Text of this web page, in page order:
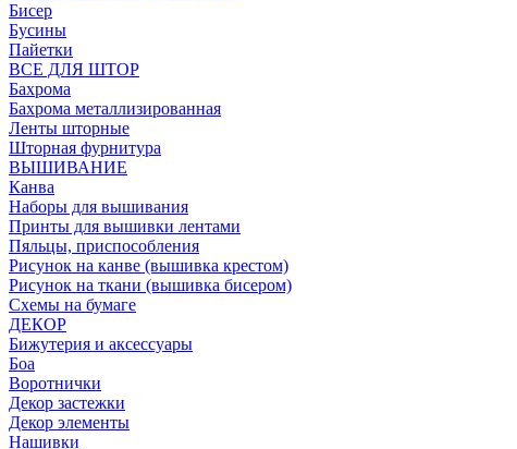
Бисер
Бусины
Пайетки
ВСЕ ДЛЯ ШТОР
Бахрома
Бахрома металлизированная
Ленты шторные
Шторная фурнитура
ВЫШИВАНИЕ
Канва
Наборы для вышивания
Принты для вышивки лентами
Пяльцы, приспособления
Рисунок на канве (вышивка крестом)
Рисунок на ткани (вышивка бисером)
Схемы на бумаге
ДЕКОР
Бижутерия и аксессуары
Боа
Воротнички
Декор застежки
Декор элементы
Нашивки